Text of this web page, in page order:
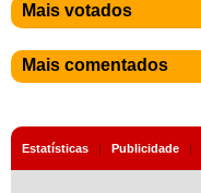
Mais votados
Mais comentados
Estatísticas | Publicidade |